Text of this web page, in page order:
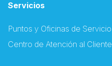
Servicios
Puntos y Oficinas de Servicio
Centro de Atención al Cliente